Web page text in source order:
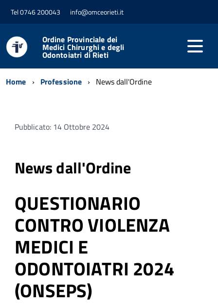
Tel 0746 200043 info@omceorieti.it
Ordine Provinciale dei
Medici Chirurghi e degli
Odontoiatri di Rieti
Home Professione News dall'Ordine
Pubblicato: 14 Ottobre 2024
News dall'Ordine
QUESTIONARIO
CONTRO VIOLENZA
MEDICI E
ODONTOIATRI 2024
(ONSEPS)